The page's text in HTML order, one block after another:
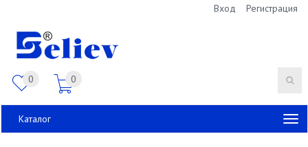
Вход Регистрация
0 0
Каталог